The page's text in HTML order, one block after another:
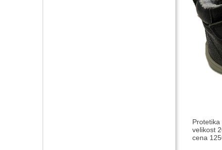
Protetika
velikost
cena